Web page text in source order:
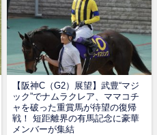
【阪神C（G2）展望】武豊“マジ
ック”でナムラクレア、ママコチ
ャを破った重賞馬が待望の復帰
戦！ 短距離界の有馬記念に豪華
メンバーが集結